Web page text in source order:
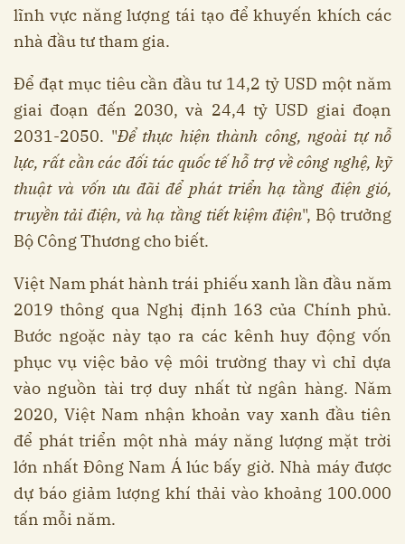
lĩnh vực năng lượng tái tạo để khuyến khích các
nhà đầu tư tham gia.
Để đạt mục tiêu cần đầu tư 14,2 tỷ USD một năm
giai đoạn đến 2030, và 24,4 tỷ USD giai đoạn
2031-2050. "Để thực hiện thành công, ngoài tự nỗ
lực, rất cần các đối tác quốc tế hỗ trợ về công nghệ, kỹ
thuật và vốn ưu đãi để phát triển hạ tầng điện gió,
truyền tải điện, và hạ tầng tiết kiệm điện", Bộ trưởng
Bộ Công Thương cho biết.
Việt Nam phát hành trái phiếu xanh lần đầu năm
2019 thông qua Nghị định 163 của Chính phủ.
Bước ngoặc này tạo ra các kênh huy động vốn
phục vụ việc bảo vệ môi trường thay vì chỉ dựa
vào nguồn tài trợ duy nhất từ ngân hàng. Năm
2020, Việt Nam nhận khoản vay xanh đầu tiên
để phát triển một nhà máy năng lượng mặt trời
lớn nhất Đông Nam Á lúc bấy giờ. Nhà máy được
dự báo giảm lượng khí thải vào khoảng 100.000
tấn mỗi năm.